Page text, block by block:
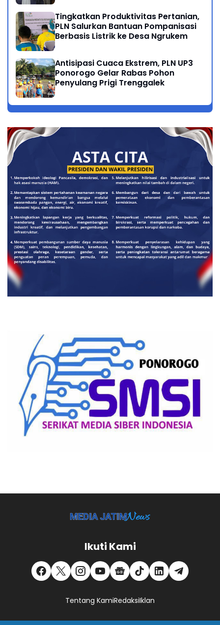
Tingkatkan Produktivitas Pertanian,
PLN Salurkan Bantuan Pompanisasi
Berbasis Listrik ke Desa Ngrukem
Antisipasi Cuaca Ekstrem, PLN UP3
Ponorogo Gelar Rabas Pohon
Penyulang Prigi Trenggalek
Ikuti Kami
Tentang KamiRedaksiIklan